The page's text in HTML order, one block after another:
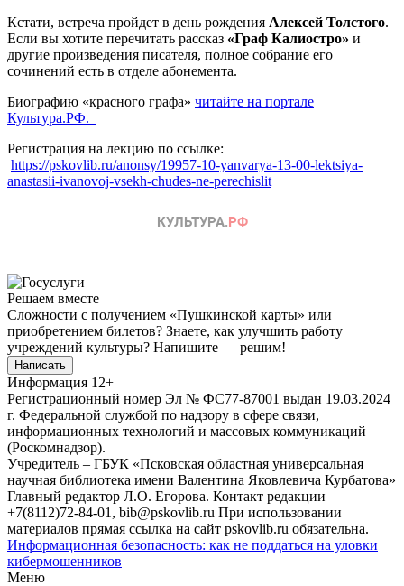
Кстати, встреча пройдет в день рождения Алексей Толстого.
Если вы хотите перечитать рассказ «Граф Калиостро» и
другие произведения писателя, полное собрание его
сочинений есть в отделе абонемента.
Биографию «красного графа» читайте на портале
Культура.РФ.
Регистрация на лекцию по ссылке:
https://pskovlib.ru/anonsy/19957-10-yanvarya-13-00-lektsiya-
anastasii-ivanovoj-vsekh-chudes-ne-perechislit
Решаем вместе
Сложности с получением «Пушкинской карты» или
приобретением билетов? Знаете, как улучшить работу
учреждений культуры? Напишите — решим!
Написать
Информация 12+
Регистрационный номер Эл № ФС77-87001 выдан 19.03.2024
г. Федеральной службой по надзору в сфере связи,
информационных технологий и массовых коммуникаций
(Роскомнадзор).
Учредитель – ГБУК «Псковская областная универсальная
научная библиотека имени Валентина Яковлевича Курбатова»
Главный редактор Л.О. Егорова. Контакт редакции
+7(8112)72-84-01, bib@pskovlib.ru При использовании
материалов прямая ссылка на сайт pskovlib.ru обязательна.
Информационная безопасность: как не поддаться на уловки
кибермошенников
Меню